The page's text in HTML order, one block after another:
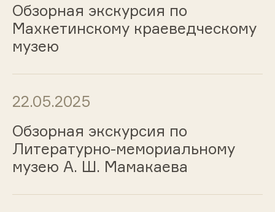
Обзорная экскурсия по
Махкетинскому краеведческому
музею
22.05.2025
Обзорная экскурсия по
Литературно-мемориальному
музею А. Ш. Мамакаева